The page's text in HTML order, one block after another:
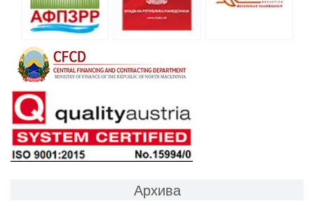
Архива